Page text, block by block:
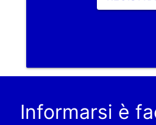
Informarsi è